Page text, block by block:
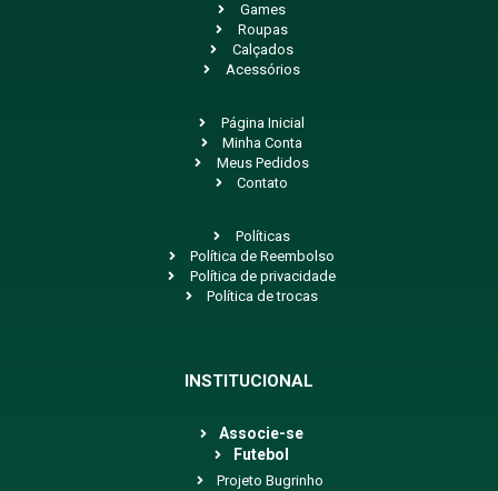
Games
Roupas
Calçados
Acessórios
Página Inicial
Minha Conta
Meus Pedidos
Contato
Políticas
Política de Reembolso
Política de privacidade
Política de trocas
INSTITUCIONAL
Associe-se
Futebol
Projeto Bugrinho